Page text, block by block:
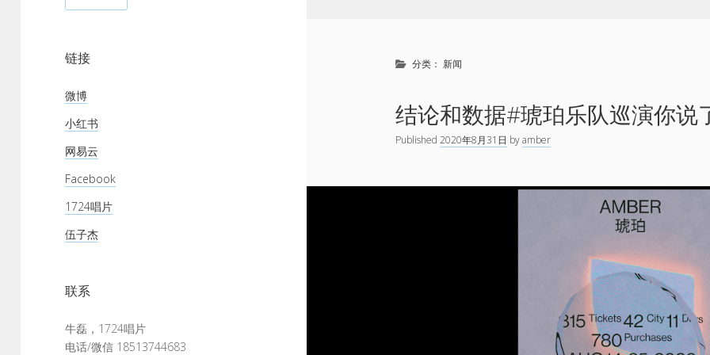
链接
微博
小红书
网易云
Facebook
1724唱片
伍子杰
联系
牛磊，1724唱片
电话/微信 18513744683
分类：新闻
结论和数据#琥珀乐队巡演你说
Published2020年8月31日 byamber